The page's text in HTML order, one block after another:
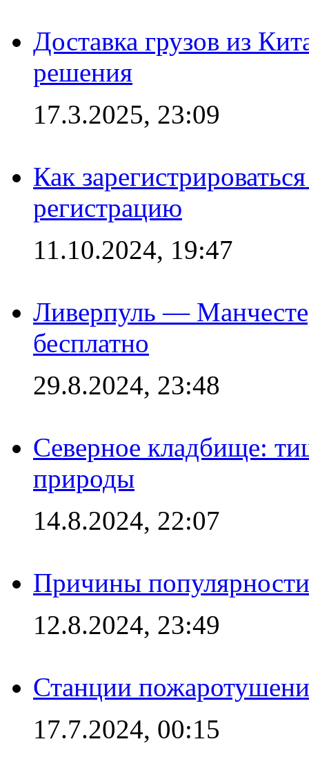
Доставка грузов из
решения
17.3.2025, 23:09
Как
регистрацию
11.10.2024, 19:47
Ливерпуль —
бесплатно
29.8.2024, 23:48
Северное кладбище:
природы
14.8.2024, 22:07
Причины
12.8.2024, 23:49
Станции
17.7.2024, 00:15